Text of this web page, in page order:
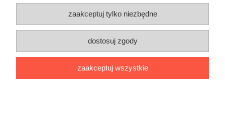
Sklep internetowy Ago Maszyny | ul. Pomorska 31, 50-216
agomaszyny@gmail.com|501 358 235
8943175881 | REGON: 520339931
pokaż pełną wersję strony
Sklep internetowy Shoper.pl
zaakceptuj tylko niezbędne
dostosuj zgody
zaakceptuj wszystkie